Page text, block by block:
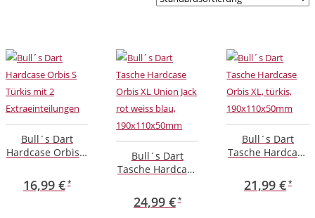
Bull´s Dart
Hardcase Orbis S
Extraeinteilungen
16,99 €
Bull´s Dart
Tasche Hardcase
Jack rot weiss
blau,
24,99 €
Bull´s Dart
Tasche Hardcase
190x110x50mm
21,99 €